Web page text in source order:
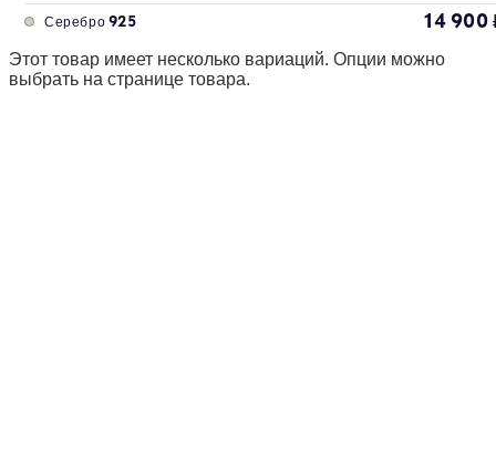
Серебро 925 14 900
Этот товар имеет несколько вариаций. Опции можно
выбрать на странице товара.